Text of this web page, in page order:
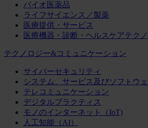
バイオ医薬品
ライフサイエンス／製薬
医療提供・サービス
医療機器・診断・ヘルスケアテク
テクノロジー&コミュニケーション
サイバーセキュリティ
システム、サービス及びソフトウ
テレコミュニケーション
デジタルプラクティス
モノのインターネット（IoT)
人工知能（AI）